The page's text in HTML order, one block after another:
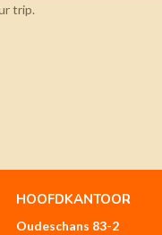
trip.
HOOFDKANTOOR
Oudeschans 83-2